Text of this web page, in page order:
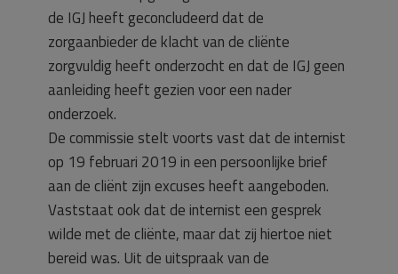
de IGJ heeft geconcludeerd dat de
zorgaanbieder de klacht van de cliënte
zorgvuldig heeft onderzocht en dat de IGJ geen
aanleiding heeft gezien voor een nader
onderzoek.
De commissie stelt voorts vast dat de internist
op 19 februari 2019 in een persoonlijke brief
aan de cliënt zijn excuses heeft aangeboden.
Vaststaat ook dat de internist een gesprek
wilde met de cliënte, maar dat zij hiertoe niet
bereid was. Uit de uitspraak van de